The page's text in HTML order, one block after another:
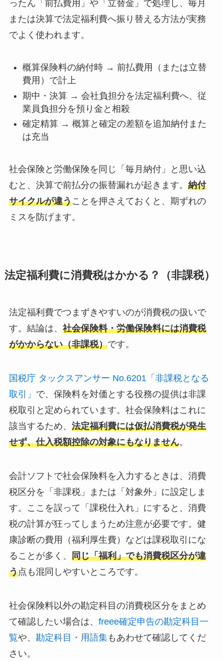
ったん「前払費用」や「立替金」で処理し、毎月
または決算で法定福利費へ振り替える方法が実務
でよく使われます。
概算保険料の納付時 → 前払費用（または立替
費用）で計上
期中・決算 → 会社負担分を法定福利費へ、従
業員負担分を預り金と相殺
確定精算 → 概算と確定の差額を追加納付また
は充当
社会保険と労働保険を同じ「毎月納付」と思い込
むと、決算で前払分の振替漏れが起きます。 納付
サイクルが違うことを押さえておくと、期ずれの
ミスを防げます。
法定福利費に消費税はかかる？（非課税）
法定福利費でつまずきやすいのが消費税の扱いで
す。結論は、 社会保険料・労働保険料には消費税
がかからない（非課税）です。
国税庁 タックスアンサー No.6201「非課税となる
取引」 で、保険料を対価とする役務の提供は非課
税取引と定められています。社会保険料はこれに
該当するため、 法定福利費には仮払消費税が発生
せず、仕入税額控除の対象にもなりません。
会計ソフトで社会保険料を入力するときは、消費
税区分を「非課税」または「対象外」に設定しま
す。ここを誤って「課税仕入れ」にすると、消費
税の計算が狂ってしまうため注意が必要です。健
康診断の費用（福利厚生費）などは課税取引にな
ることが多く、 同じ「福利」でも消費税区分が違
う点も混同しやすいところです。
社会保険料以外の勘定科目の消費税区分をまとめ
て確認したい場合は、 freee確定申告の勘定科目一
覧や、 勘定科目・用語集もあわせて確認してくだ
さい。